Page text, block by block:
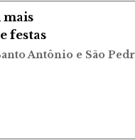
mais
festas
Antônio e São